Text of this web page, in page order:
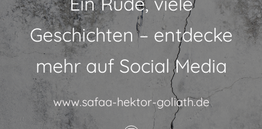
Geschichten – entdecke
mehr auf Social Media
www.safaa-hektor-goliath.de